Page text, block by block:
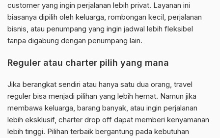
customer yang ingin perjalanan lebih privat. Layanan ini
biasanya dipilih oleh keluarga, rombongan kecil, perjalanan
bisnis, atau penumpang yang ingin jadwal lebih fleksibel
tanpa digabung dengan penumpang lain.
Reguler atau charter pilih yang mana
Jika berangkat sendiri atau hanya satu dua orang, travel
reguler bisa menjadi pilihan yang lebih hemat. Namun jika
membawa keluarga, barang banyak, atau ingin perjalanan
lebih eksklusif, charter drop off dapat memberi kenyamanan
lebih tinggi. Pilihan terbaik bergantung pada kebutuhan